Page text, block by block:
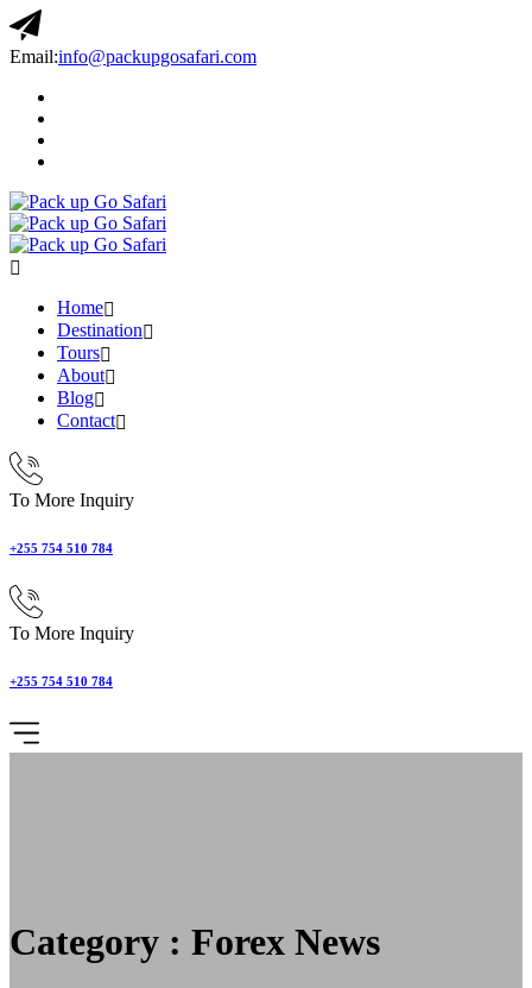
Email:info@packupgosafari.com
Home
Destination
Tours
About
Blog
Contact
To More Inquiry
+255 754 510 784
To More Inquiry
+255 754 510 784
Category : Forex News